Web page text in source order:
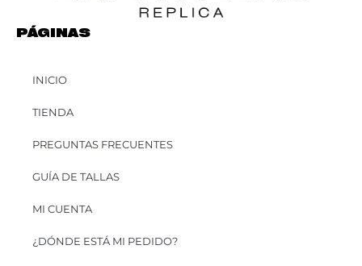
PÁGINAS
INICIO
TIENDA
PREGUNTAS FRECUENTES
GUÍA DE TALLAS
MI CUENTA
¿DÓNDE ESTÁ MI PEDIDO?